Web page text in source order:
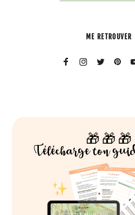
ME RETROUVER